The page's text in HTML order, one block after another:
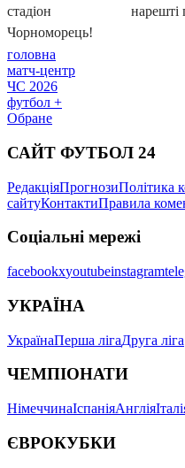
головна
матч-центр
ЧС 2026
футбол +
Обране
САЙТ ФУТБОЛ 24
РедакціяПрогнозиПолітика
сайтуКонтактиПравила
Соціальні мережі
facebookxyoutubeinstagram
УКРАЇНА
УкраїнаПерша лігаДруга ліга
ЧЕМПІОНАТИ
НімеччинаІспаніяАнглія
ЄВРОКУБКИ